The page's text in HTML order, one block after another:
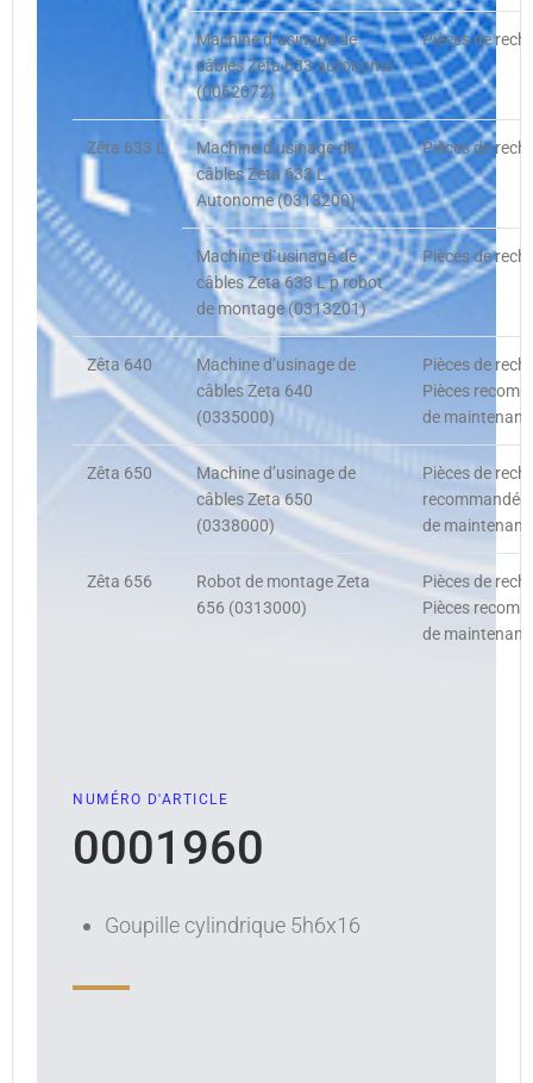
Machine d`usinage de
câbles Zeta 633 autonome
(0062072)
Pièces de
Zêta 633 L
Machine d’usinage de
câbles Zeta 633 L
Autonome (0313200)
Pièces de
Machine d`usinage de
câbles Zeta 633 L p robot
de montage (0313201)
Pièces de
Zêta 640
Machine d’usinage de
câbles Zeta 640
(0335000)
Pièces de
Pièces
de
Zêta 650
Machine d’usinage de
câbles Zeta 650
(0338000)
Pièces de
de
Zêta 656
Robot de montage Zeta
656 (0313000)
Pièces de
Pièces
de
NUMÉRO D'ARTICLE
0001960
Goupille cylindrique 5h6x16